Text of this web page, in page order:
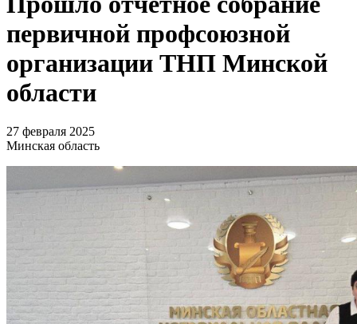
первичной профсоюзной
организации ТНП Минской
области
27 февраля 2025
Минская область